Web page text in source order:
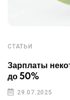
СТАТЬИ
Зарплаты
до 50%
29.07.2025